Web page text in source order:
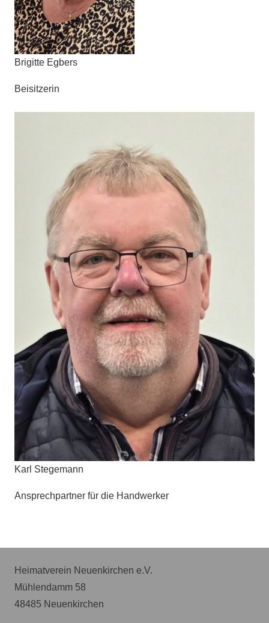
Brigitte Egbers
Beisitzerin
Karl Stegemann
Ansprechpartner für die Handwerker
Heimatverein Neuenkirchen e.V.
Mühlendamm 58
48485 Neuenkirchen